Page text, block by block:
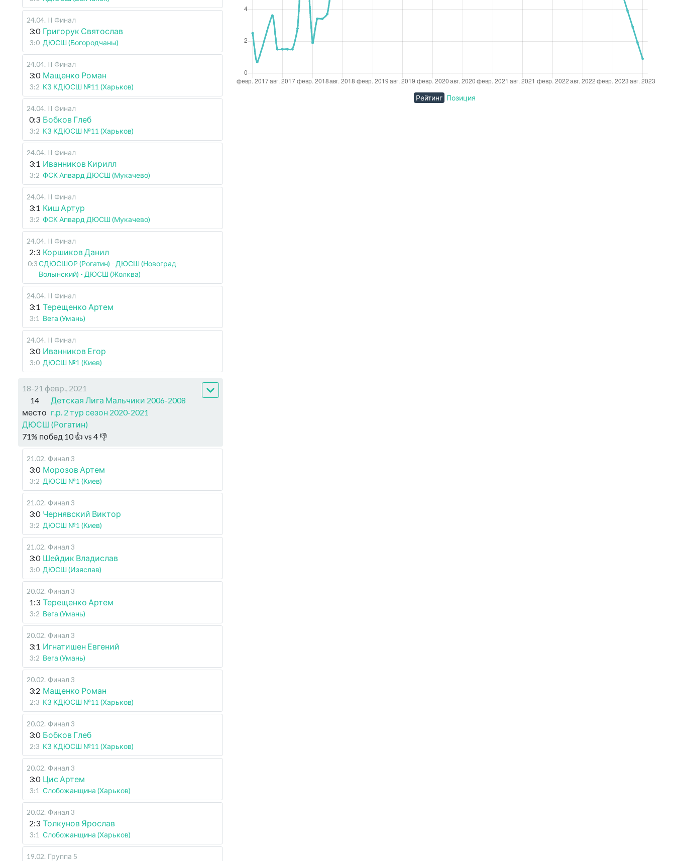
24.04. II Финал
3:0 Григорук Святослав
3:0 ДЮСШ (Богородчаны)
24.04. II Финал
3:0 Мащенко Роман
3:2 КЗ КДЮСШ №11 (Харьков)
24.04. II Финал
0:3 Бобков Глеб
3:2 КЗ КДЮСШ №11 (Харьков)
24.04. II Финал
3:1 Иванников Кирилл
3:2 ФСК Апвард ДЮСШ (Мукачево)
24.04. II Финал
3:1 Киш Артур
3:2 ФСК Апвард ДЮСШ (Мукачево)
24.04. II Финал
2:3 Коршиков Данил
0:3СДЮСШОР (Рогатин) - ДЮСШ (Новоград-
Волынский) - ДЮСШ (Жолква)
24.04. II Финал
3:1 Терещенко Артем
3:1 Вега (Умань)
24.04. II Финал
3:0 Иванников Егор
3:0 ДЮСШ №1 (Киев)
18-21 февр., 2021
14
место
Детская Лига Мальчики 2006-2008
г.р. 2 тур сезон 2020-2021
ДЮСШ (Рогатин)
71% побед 10👍 vs 4👎
21.02. Финал 3
3:0 Морозов Артем
3:2 ДЮСШ №1 (Киев)
21.02. Финал 3
3:0 Чернявский Виктор
3:2 ДЮСШ №1 (Киев)
21.02. Финал 3
3:0 Шейдик Владислав
3:0 ДЮСШ (Изяслав)
20.02. Финал 3
1:3 Терещенко Артем
3:2 Вега (Умань)
20.02. Финал 3
3:1 Игнатишен Евгений
3:2 Вега (Умань)
20.02. Финал 3
3:2 Мащенко Роман
2:3 КЗ КДЮСШ №11 (Харьков)
20.02. Финал 3
3:0 Бобков Глеб
2:3 КЗ КДЮСШ №11 (Харьков)
20.02. Финал 3
3:0 Цис Артем
3:1 Слобожанщина (Харьков)
20.02. Финал 3
2:3 Толкунов Ярослав
3:1 Слобожанщина (Харьков)
19.02. Группа 5
Рейтинг Позиция